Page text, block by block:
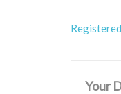
Your